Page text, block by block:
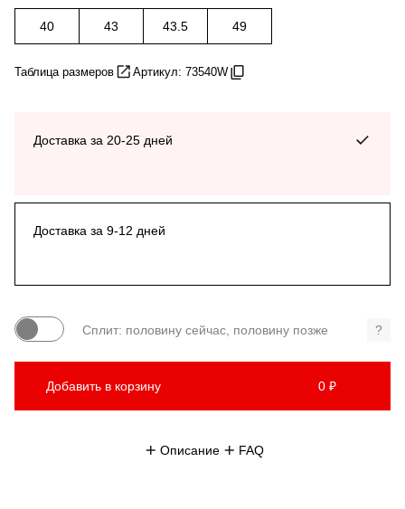
40 43 43.5 49
Таблица размеров Артикул: 73540W
Доставка за 20-25 дней
Доставка за 9-12 дней
Сплит: половину сейчас, половину позже ?
Добавить в корзину 0 ₽
Описание FAQ